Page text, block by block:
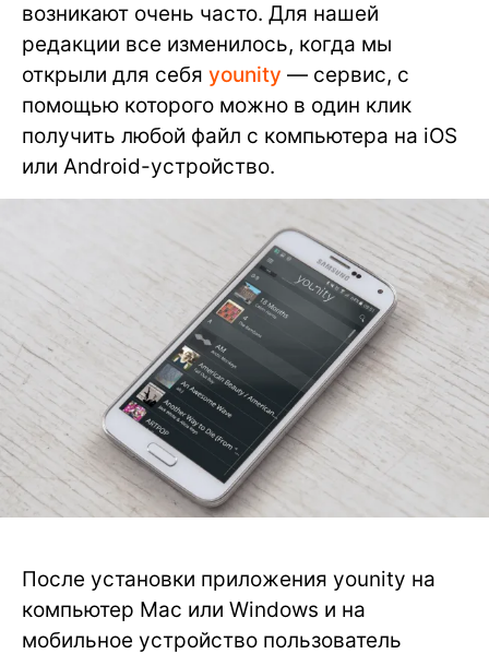
возникают очень часто. Для нашей
редакции все изменилось, когда мы
открыли для себя younity — сервис, с
помощью которого можно в один клик
получить любой файл с компьютера на iOS
или Android-устройство.
После установки приложения younity на
компьютер Mac или Windows и на
мобильное устройство пользователь